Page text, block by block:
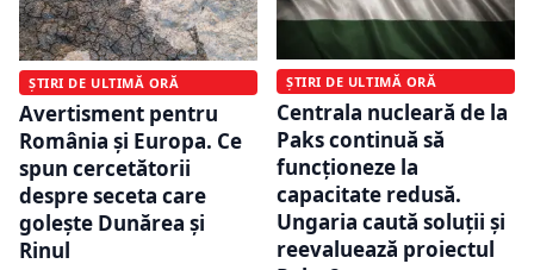
ȘTIRI DE ULTIMĂ ORĂ
Avertisment pentru
România și Europa. Ce
spun cercetătorii
despre seceta care
golește Dunărea și
Rinul
ȘTIRI DE ULTIMĂ ORĂ
Centrala nucleară de la
Paks continuă să
funcționeze la
capacitate redusă.
Ungaria caută soluții și
reevaluează proiectul